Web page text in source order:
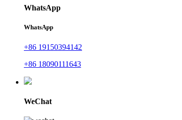
WhatsApp
WhatsApp
+86 19150394142
+86 18090111643
WeChat